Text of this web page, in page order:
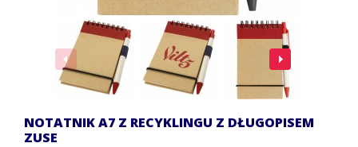
NOTATNIK A7 Z RECYKLINGU Z DŁUGOPISEM
ZUSE